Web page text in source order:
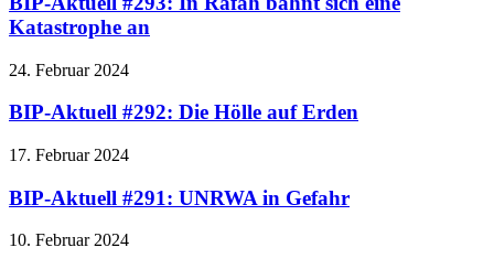
Katastrophe an
24. Februar 2024
BIP-Aktuell #292: Die Hölle auf Erden
17. Februar 2024
BIP-Aktuell #291: UNRWA in Gefahr
10. Februar 2024